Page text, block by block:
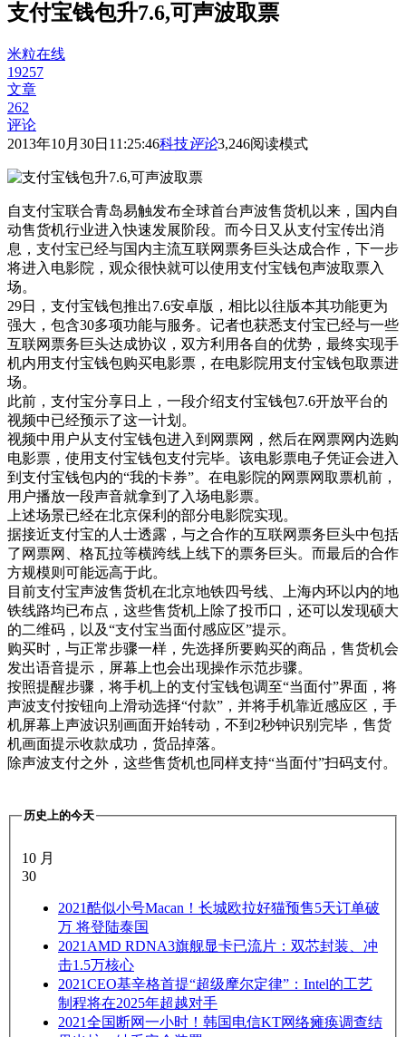
支付宝钱包升7.6,可声波取票
米粒在线
19257
文章
262
评论
2013年10月30日11:25:46科技评论3,246阅读模式
自支付宝联合青岛易触发布全球首台声波售货机以来，国内自
动售货机行业进入快速发展阶段。而今日又从支付宝传出消
息，支付宝已经与国内主流互联网票务巨头达成合作，下一步
将进入电影院，观众很快就可以使用支付宝钱包声波取票入
场。
29日，支付宝钱包推出7.6安卓版，相比以往版本其功能更为
强大，包含30多项功能与服务。记者也获悉支付宝已经与一些
互联网票务巨头达成协议，双方利用各自的优势，最终实现手
机内用支付宝钱包购买电影票，在电影院用支付宝钱包取票进
场。
此前，支付宝分享日上，一段介绍支付宝钱包7.6开放平台的
视频中已经预示了这一计划。
视频中用户从支付宝钱包进入到网票网，然后在网票网内选购
电影票，使用支付宝钱包支付完毕。该电影票电子凭证会进入
到支付宝钱包内的“我的卡券”。在电影院的网票网取票机前，
用户播放一段声音就拿到了入场电影票。
上述场景已经在北京保利的部分电影院实现。
据接近支付宝的人士透露，与之合作的互联网票务巨头中包括
了网票网、格瓦拉等横跨线上线下的票务巨头。而最后的合作
方规模则可能远高于此。
目前支付宝声波售货机在北京地铁四号线、上海内环以内的地
铁线路均已布点，这些售货机上除了投币口，还可以发现硕大
的二维码，以及“支付宝当面付感应区”提示。
购买时，与正常步骤一样，先选择所要购买的商品，售货机会
发出语音提示，屏幕上也会出现操作示范步骤。
按照提醒步骤，将手机上的支付宝钱包调至“当面付”界面，将
声波支付按钮向上滑动选择“付款”，并将手机靠近感应区，手
机屏幕上声波识别画面开始转动，不到2秒钟识别完毕，售货
机画面提示收款成功，货品掉落。
除声波支付之外，这些售货机也同样支持“当面付”扫码支付。
历史上的今天
10 月
30
2021酷似小号Macan！长城欧拉好猫预售5天订单破
万 将登陆泰国
2021 AMD RDNA3旗舰显卡已流片：双芯封装、冲
击1.5万核心
2021CEO基辛格首提“超级摩尔定律”：Intel的工艺
制程将在2025年超越对手
2021全国断网一小时！韩国电信KT网络瘫痪调查结